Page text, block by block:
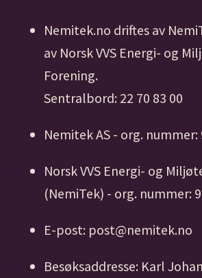
Nemitek.no driftes av
av Norsk VVS Energi- og
Forening.
Sentralbord: 22 70 83 00
Nemitek AS - org. nummer:
Norsk VVS Energi- og
(NemiTek) - org. nummer:
E-post: post@nemitek.no
Besøksaddresse: Karl